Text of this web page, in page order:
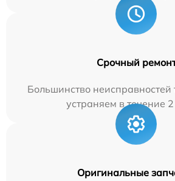
Срочный
Большинство неисправностей
устраняем в течение
Оригинальные